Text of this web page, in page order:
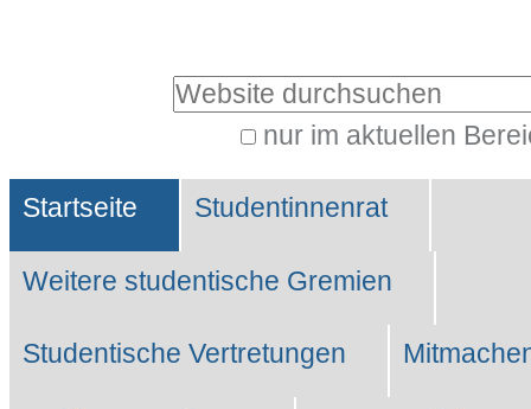
Website durchsuchen
nur im aktuellen
Suche…
Sektionen
Startseite Studentinnenrat
Weitere studentische Gremien
Studentische Vertretungen